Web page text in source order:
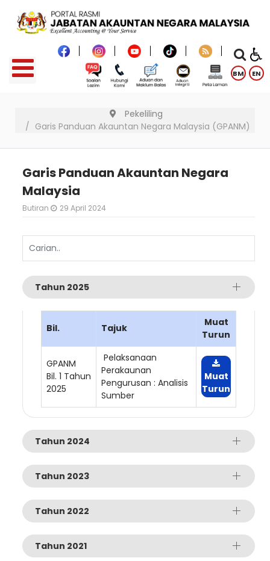
BM EN
Pekeliling
Garis Panduan Akauntan Negara Malaysia (GPANM)
Garis Panduan Akauntan Negara
Malaysia
Butiran 29 April 2024
Tahun 2025
Bil. Tajuk
Muat
Turun
GPANM
Bil. 1 Tahun
2025
Pelaksanaan
Perakaunan
Pengurusan : Analisis
Sumber
Muat
Turun
Tahun 2024
Tahun 2023
Tahun 2022
Tahun 2021